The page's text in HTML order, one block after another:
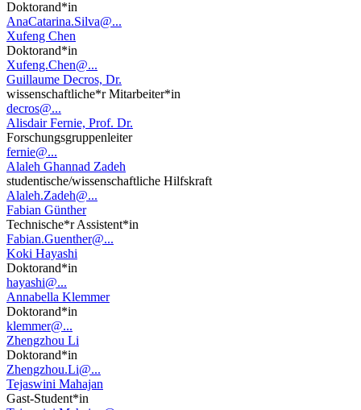
Doktorand*in
AnaCatarina.Silva@...
Xufeng Chen
Doktorand*in
Xufeng.Chen@...
Guillaume Decros, Dr.
wissenschaftliche*r Mitarbeiter*in
decros@...
Alisdair Fernie, Prof. Dr.
Forschungsgruppenleiter
fernie@...
Alaleh Ghannad Zadeh
studentische/wissenschaftliche Hilfskraft
Alaleh.Zadeh@...
Fabian Günther
Technische*r Assistent*in
Fabian.Guenther@...
Koki Hayashi
Doktorand*in
hayashi@...
Annabella Klemmer
Doktorand*in
klemmer@...
Zhengzhou Li
Doktorand*in
Zhengzhou.Li@...
Tejaswini Mahajan
Gast-Student*in